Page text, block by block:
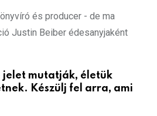
és producer - de ma
Justin Beiber édesanyjaként
jelet mutatják, életük
Készülj fel arra, ami